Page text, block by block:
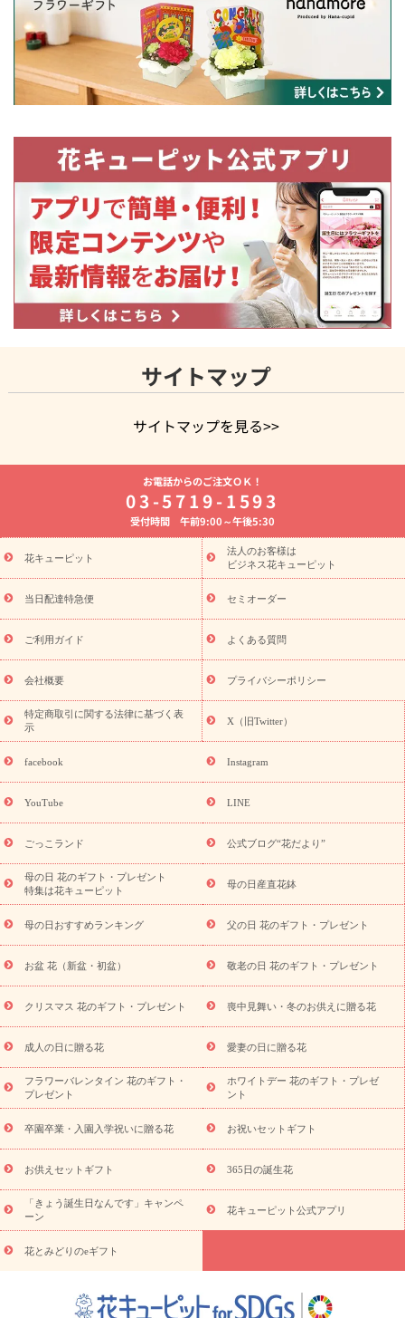
サイトマップ
サイトマップを見る>>
よく贈られる花
お祝いの花特集
誕生日フラワーギフト特集
8月の誕生花(トルコキキョウ)
開店・開業祝い
お供え・お悔やみ お供え・お悔やみの花
通夜・葬儀に贈る花 胡蝶蘭・花鉢
ーブドフラワー
季節のイベント
ひまわり ギフト・プレゼント
特集
お盆 花（新盆・初盆） 季節のイベント
お盆 花（新
盆・初盆）
お盆 花（新盆・初盆）
お盆・お供え 花とセットギ
フト
お盆・お供え プリザーブドフラワー
ひまわり ギフト・プ
レゼント特集
夏の花贈り・お中元・暑中見舞い 花のギフト特集
敬老の日におくる花ギフト・プレゼント特集
花ギフト・プレゼント特集
敬老の日 花のおすすめランキング
敬
老の日 花鉢植えのギフト・プレゼント特集
敬老の日 花とセットギ
フト・プレゼント特集
敬老の日の花 全てのギフト一覧
キャン
ペーン
映画『ウォーターガーディアンズ』コラボキャンペーン
「きょう誕生日なんです」キャンペーン
誕生日の花を探す
誕生日フラワーギフト 誕生日フラワーギフト特集
(トルコキキョウ)
9月の誕生花(リンドウ)
ら探す
お祝いの花特集 当日配達特急便 お祝い商品一覧
念日
結婚祝い 出産祝い 退院祝い・快気祝い
寿祝い
プチギフト ペットのお祝いフラワー
供え・お悔やみ商品一覧
お供え・お悔やみの花
四十九日法要以
お供え プリザーブドフラワー
ペットのお供えフラワー
お盆（新
盆・初盆）
その他 お祝い返し お見舞い
お取り寄せギフト
ビジネス用
ご自宅用 観葉植物 ミディ胡蝶蘭
プリザーブ
ドフラワー
スタイルから探す アレンジメント 花束
スタ
ンド花
お祝い お供え・お悔やみ 胡蝶蘭 胡蝶蘭・花鉢
ディ胡蝶蘭・お祝い
ミディ胡蝶蘭・お供え
世界初の青色胡蝶蘭
観葉植物
観葉植物 産直多肉植物
プリザーブドフラワー
お祝い
お供え・お悔やみ 花とセットギフト
セミオーダー
プチギフト（hanamore -ハナモア-）
花とみどりのeギフト
キューピットのeGfit
カラー ピンク イエローオレンジ
レッ
ド
お花の種類 トルコキキョウ
お祝い お祝い・3000円～ お祝い・4000円～
お祝い・
5000円～
お祝い・7000円～ お祝い・ 10000円～
お供え・お
悔やみ
円～
お供え・お悔やみ・
読み物
いのマナー
定年退職祝いのマナー
お祝いを贈るときのマナー・
お電話からのご注文ＯＫ！
03-5719-1593
受付時間 午前9:00～午後5:30
花キューピット
法人のお客様は
ビジネス花キューピット
当日配達特急便 セミオーダー
ご利用ガイド よくある質問
会社概要 プライバシーポリシー
特定商取引に関する法律に基づく表
示
X（旧Twitter）
facebook Instagram
YouTube LINE
ごっこランド 公式ブログ“花だより”
母の日 花のギフト・プレゼント
特集は花キューピット
母の日産直花鉢
母の日おすすめランキング 父の日 花のギフト・プレゼント
お盆 花（新盆・初盆） 敬老の日 花のギフト・プレゼント
クリスマス 花のギフト・プレゼント 喪中見舞い・冬のお供えに贈る花
成人の日に贈る花 愛妻の日に贈る花
フラワーバレンタイン 花のギフト・
プレゼント
ホワイトデー 花のギフト・プレゼ
ント
卒園卒業・入園入学祝いに贈る花 お祝いセットギフト
お供えセットギフト 365日の誕生花
「きょう誕生日なんです」キャンペ
ーン
花キューピット公式アプリ
花とみどりのeギフト